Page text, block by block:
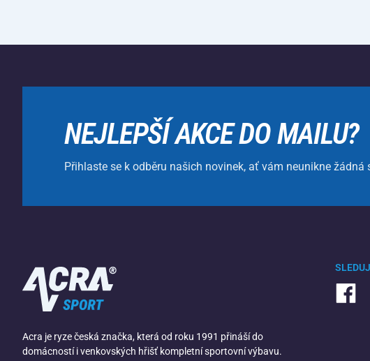
NEJLEPŠÍ AKCE DO MAILU?
Přihlaste se k odběru našich novinek, ať vám neunikne žádná
Acra je ryze česká značka, která od roku 1991 přináší do
domácností i venkovských hřišť kompletní sportovní výbavu.